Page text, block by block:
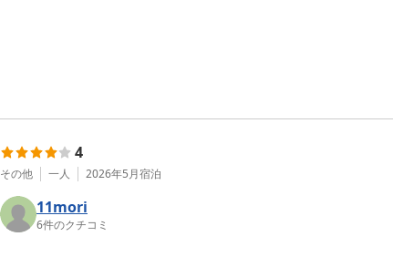
4
その他 一人 2026年5月宿泊
11mori
6件のクチコミ